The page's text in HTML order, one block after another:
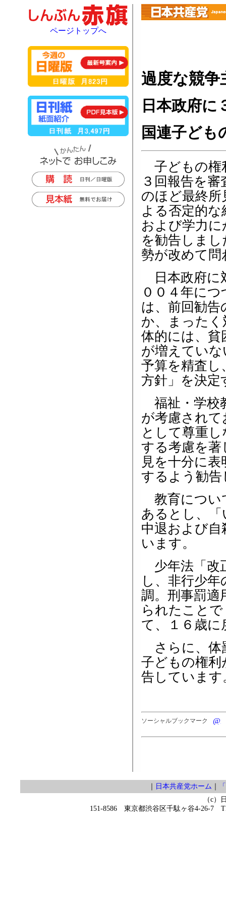
過度な競争
日本政府に
国連子ども
子どもの権
３回報告を
のほど最終所
よる否定的
および学力
を勧告しま
勢が改めて
日本政府に
００４年に
は、前回勧
か、まった
体的には、貧
が増えてい
予算を精査し
方針」を決
福祉・学校
が考慮され
として尊重
する考慮を
見を十分に
するよう勧
教育につい
あるとし、「
中退および
います。
少年法「改
し、非行少
調。刑事罰適
られたこと
て、１６歳
さらに、体
子どもの権利
告しています
ソーシャルブックマーク
ページトップへ
日本共産党ホーム
（c）
151-8586 東京都渋谷区千駄ヶ谷4-26-7